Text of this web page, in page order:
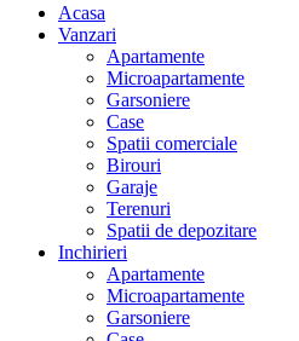
Acasa
Vanzari
Apartamente
Microapartamente
Garsoniere
Case
Spatii comerciale
Birouri
Garaje
Terenuri
Spatii de depozitare
Inchirieri
Apartamente
Microapartamente
Garsoniere